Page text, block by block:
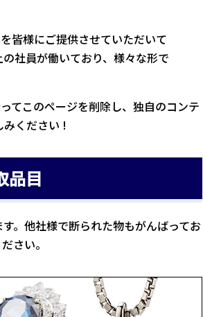
皆様にご提供させていただいて
社員が働いており、様々な形で
てこのページを削除し、独自のコンテ
ください !
品目
。他社様で断られた物もがんばってお
さい。